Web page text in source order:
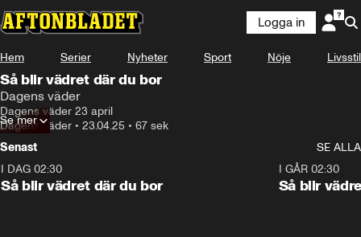
Logga in
Hem Serier Nyheter Sport Nöje Livsstil
Så blir vädret där du bor
Dagens väder
Dagens väder 23 april
Dagens väder • 23.04.25 • 67 sek
Se mer
Senast
SE ALLA
I DAG 02:30
Så blir vädret där du bor
I GÅR 02:30
Så blir